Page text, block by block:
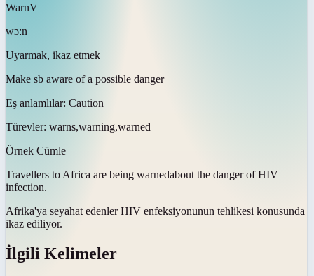
WarnV
wɔːn
Uyarmak, ikaz etmek
Make sb aware of a possible danger
Eş anlamlılar: Caution
Türevler: warns,warning,warned
Örnek Cümle
Travellers to Africa are being warnedabout the danger of HIV
infection.
Afrika'ya seyahat edenler HIV enfeksiyonunun tehlikesi konusunda
ikaz ediliyor.
İlgili Kelimeler